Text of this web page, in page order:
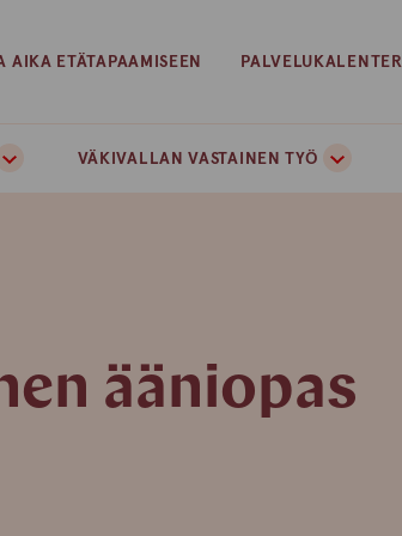
AIKA ETÄTAPAAMISEEN PALVELUKALENTERI
VÄKIVALLAN VASTAINEN TYÖ
ääniopas